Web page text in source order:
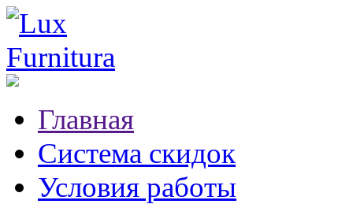
Главная
Система скидок
Условия работы